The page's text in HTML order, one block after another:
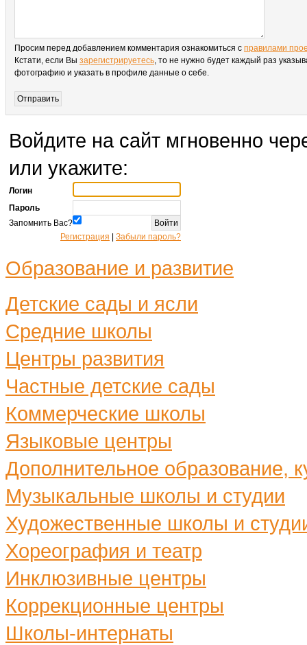
Просим перед добавлением комментария ознакомиться с правилами
Кстати, если Вы зарегистрируетесь, то не нужно будет каждый раз
фотографию и указать в профиле данные о себе.
Войдите на сайт мгновенно
или укажите:
Логин
Пароль
Запомнить Вас?
Регистрация
Забыли пароль?
Образование и развитие
Детские сады и ясли
Средние школы
Центры развития
Частные детские сады
Коммерческие школы
Языковые центры
Дополнительное образование,
Музыкальные школы и студии
Художественные школы и
Хореография и театр
Инклюзивные центры
Коррекционные центры
Школы-интернаты